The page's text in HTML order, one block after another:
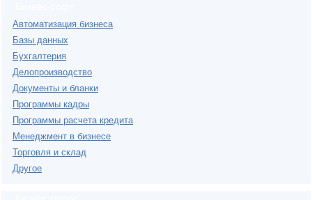
Автоматизация бизнеса
Базы данных
Бухгалтерия
Делопроизводство
Документы и бланки
Программы кадры
Программы расчета кредита
Менеджмент в бизнесе
Торговля и склад
Другое